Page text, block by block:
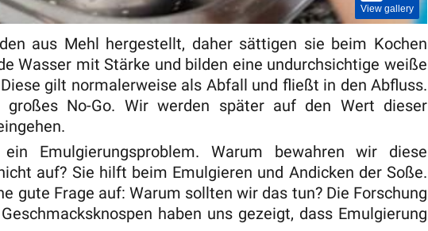
View gallery
aus Mehl hergestellt, daher sättigen sie beim Kochen
Wasser mit Stärke und bilden eine undurchsichtige weiße
gilt normalerweise als Abfall und fließt in den Abfluss.
No-Go. Wir werden später auf den Wert dieser
Emulgierungsproblem. Warum bewahren wir diese
auf? Sie hilft beim Emulgieren und Andicken der Soße.
gute Frage auf: Warum sollten wir das tun? Die Forschung
haben uns gezeigt, dass Emulgierung